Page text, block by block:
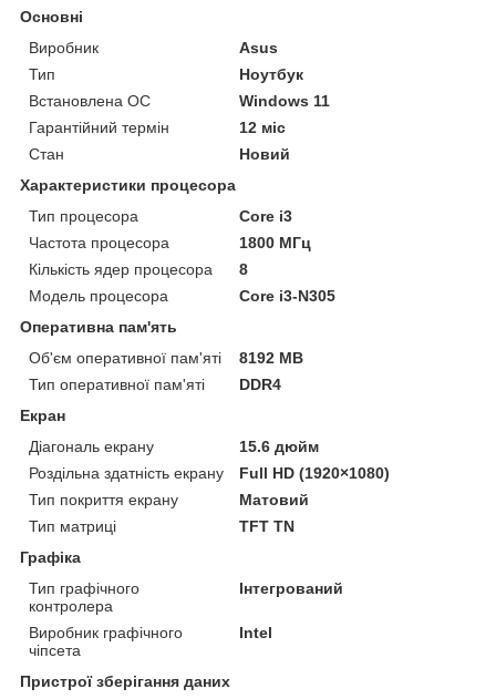
Основні
Виробник
Asus
Тип
Ноутбук
Встановлена ОС
Windows 11
Гарантійний термін
12 міс
Стан
Новий
Характеристики процесора
Тип процесора
Core i3
Частота процесора
1800 МГц
Кількість ядер процесора
8
Модель процесора
Core i3-N305
Оперативна пам'ять
Об'єм оперативної пам'яті
8192 MB
Тип оперативної пам'яті
DDR4
Екран
Діагональ екрану
15.6 дюйм
Роздільна здатність екрану
Full HD (1920×1080)
Тип покриття екрану
Матовий
Тип матриці
TFT TN
Графіка
Тип графічного
контролера
Інтегрований
Виробник графічного
чіпсета
Intel
Пристрої зберігання даних